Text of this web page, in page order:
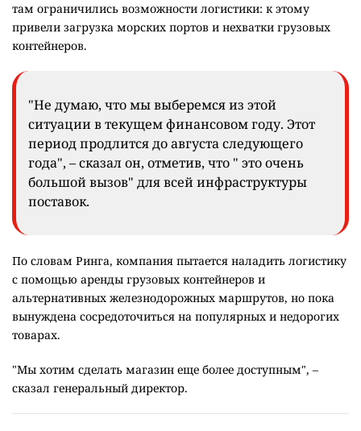
там ограничились возможности логистики: к этому
привели загрузка морских портов и нехватки грузовых
контейнеров.
"Не думаю, что мы выберемся из этой
ситуации в текущем финансовом году. Этот
период продлится до августа следующего
года", – сказал он, отметив, что " это очень
большой вызов" для всей инфраструктуры
поставок.
По словам Ринга, компания пытается наладить логистику
с помощью аренды грузовых контейнеров и
альтернативных железнодорожных маршрутов, но пока
вынуждена сосредоточиться на популярных и недорогих
товарах.
"Мы хотим сделать магазин еще более доступным", –
сказал генеральный директор.